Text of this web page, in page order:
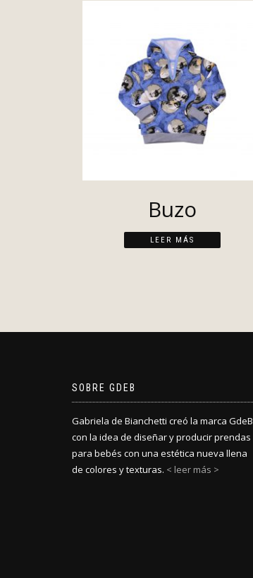
Buzo
LEER MÁS
SOBRE GDEB
Gabriela de Bianchetti creó la marca GdeB
con la idea de diseñar y producir prendas
para bebés con una estética nueva llena
de colores y texturas. < leer más >